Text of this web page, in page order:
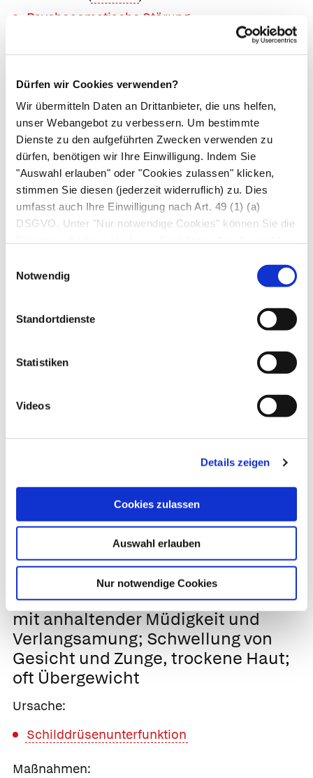
Dürfen wir Cookies verwenden?
Wir übermitteln Daten an Drittanbieter, die uns helfen,
unser Webangebot zu verbessern. Um bestimmte
Dienste zu den aufgeführten Zwecken verwenden zu
dürfen, benötigen wir Ihre Einwilligung. Indem Sie
"Auswahl erlauben" oder "Cookies zulassen" klicken,
stimmen Sie diesen (jederzeit widerruflich) zu. Dies
umfasst auch Ihre Einwilligung nach Art. 49 (1) (a)
DSGVO. Unter "Nur notwendige Cookies" können Sie die
Notwendig
Standortdienste
Statistiken
Videos
Details zeigen
Cookies zulassen
Auswahl erlauben
Nur notwendige Cookies
Psychosomatische Störung
Maßnahme:
In den nächsten Wochen in die
Hausarztpraxis, wenn die Beschwerden neu
auftreten
Selbsthilfe:
Regelmäßige Bewegung
Wechselduschen
Viel trinken, kleine salzreiche Mahlzeiten
Kälteempfindlichkeit
mitanhaltender Müdigkeit und
Durchfall, Bauchschmerzen;
Braunfärbung der haut
Nebennierenrinden-Unterfunktion
In den nächsten Tagen in die Hausarztpraxis
GesteigerteKälteempfindlichkeit
mit anhaltender Müdigkeit und
Verlangsamung; Schwellung von
Gesicht und Zunge, trockene Haut;
oft Übergewicht
Ursache:
Schilddrüsenunterfunktion
Maßnahmen: